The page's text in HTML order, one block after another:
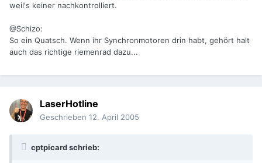
weil's keiner nachkontrolliert.
@Schizo:
So ein Quatsch. Wenn ihr Synchronmotoren drin habt, gehört halt
auch das richtige riemenrad dazu...
LaserHotline
Geschrieben 12. April 2005
cptpicard schrieb: